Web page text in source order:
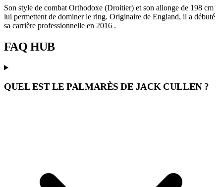
Son style de combat Orthodoxe (Droitier) et son allonge de 198 cm
lui permettent de dominer le ring. Originaire de England, il a débuté
sa carrière professionnelle en 2016 .
FAQ HUB
QUEL EST LE PALMARÈS DE JACK CULLEN ?